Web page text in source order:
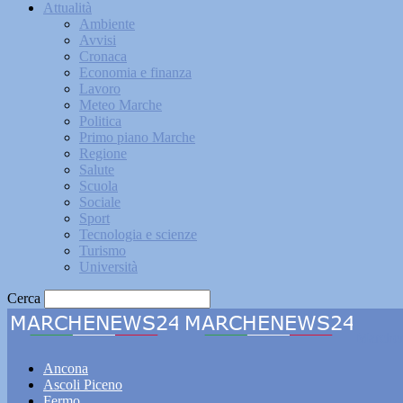
Attualità
Ambiente
Avvisi
Cronaca
Economia e finanza
Lavoro
Meteo Marche
Politica
Primo piano Marche
Regione
Salute
Scuola
Sociale
Sport
Tecnologia e scienze
Turismo
Università
Cerca
Ancona
Ascoli Piceno